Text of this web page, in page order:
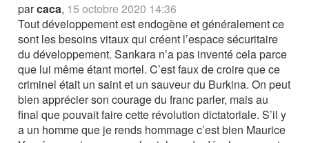
parcaca, 15 octobre 2020 14:36
Tout développement est endogène et généralement ce
sont les besoins vitaux qui créent l’espace sécuritaire
du développement. Sankara n’a pas inventé cela parce
que lui même étant mortel. C’est faux de croire que ce
criminel était un saint et un sauveur du Burkina. On peut
bien apprécier son courage du franc parler, mais au
final que pouvait faire cette révolution dictatoriale. S’il y
a un homme que je rends hommage c’est bien Maurice